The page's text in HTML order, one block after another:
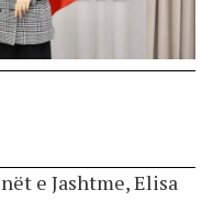
e Jashtme, Elisa